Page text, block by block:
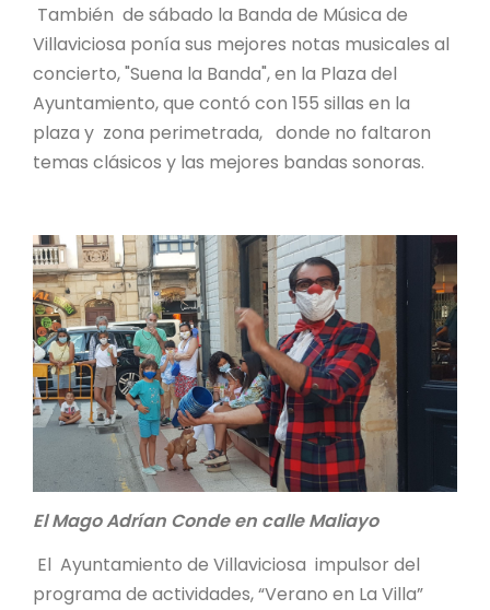
También de sábado la Banda de Música de
Villaviciosa ponía sus mejores notas musicales al
concierto, "Suena la Banda", en la Plaza del
Ayuntamiento, que contó con 155 sillas en la
plaza y zona perimetrada, donde no faltaron
temas clásicos y las mejores bandas sonoras.
El Mago Adrían Conde en calle Maliayo
El Ayuntamiento de Villaviciosa impulsor del
programa de actividades, “Verano en La Villa”